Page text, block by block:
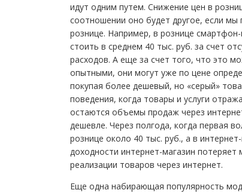
идут одним путем. Снижение цен в
соотношении оно будет другое, если мы
рознице. Например, в рознице
стоить в среднем 40 тыс. руб. за счет
расходов. А еще за счет того, что это
опытными, они могут уже по цене
покупая более дешевый, но «серый»
поведения, когда товары и услуги
остаются объемы продаж через
дешевле. Через полгода, когда первая
рознице около 40 тыс. руб., а в
доходности интернет-магазин
реализации товаров через интернет.
Еще одна набирающая популярность